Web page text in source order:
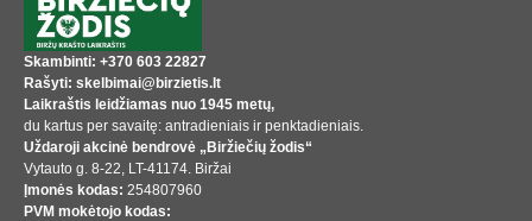
Skambinti: +370 603 22827
Rašyti: skelbimai@birzietis.lt
Laikraštis leidžiamas nuo 1945 metų,
du kartus per savaitę: antradieniais ir penktadieniais.
Uždaroji akcinė bendrovė „Biržiečių žodis“
Vytauto g. 8-22, LT-41174. Biržai
Įmonės kodas: 254807960
PVM mokėtojo kodas: